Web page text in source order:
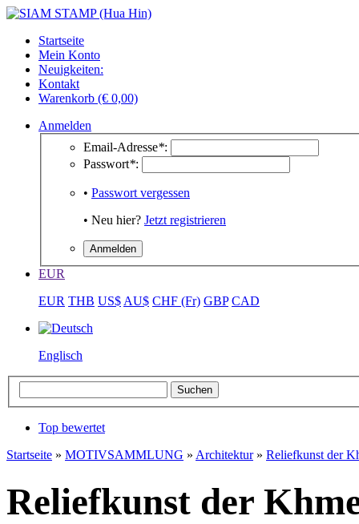
Startseite
Mein Konto
Neuigkeiten:
Kontakt
Warenkorb (€ 0,00)
Anmelden
Email-Adresse*:
Passwort*:
• Passwort vergessen
• Neu hier? Jetzt registrieren
EUR
EUR THB US$ AU$ CHF (Fr) GBP CAD
Englisch
Top bewertet
Startseite » MOTIVSAMMLUNG » Architektur» Reliefkunst der
Reliefkunst der